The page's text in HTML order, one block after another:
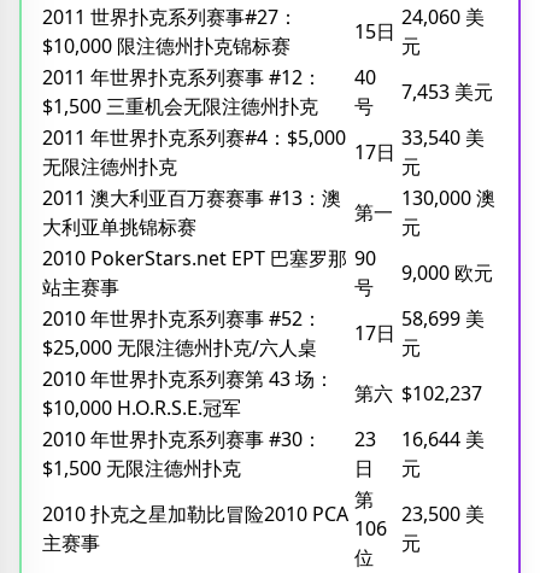
2011 世界扑克系列赛事#27：
$10,000 限注德州扑克锦标赛
15日
24,060 美
元
2011 年世界扑克系列赛事 #12：
$1,500 三重机会无限注德州扑克
40
号
7,453 美元
2011 年世界扑克系列赛#4：$5,000
无限注德州扑克
17日
33,540 美
元
2011 澳大利亚百万赛赛事 #13：澳
大利亚单挑锦标赛
第一
130,000 澳
元
2010 PokerStars.net EPT 巴塞罗那
站主赛事
90
号
9,000 欧元
2010 年世界扑克系列赛事 #52：
$25,000 无限注德州扑克/六人桌
17日
58,699 美
元
2010 年世界扑克系列赛第 43 场：
$10,000 H.O.R.S.E.冠军
第六 $102,237
2010 年世界扑克系列赛事 #30：
$1,500 无限注德州扑克
23
日
16,644 美
元
2010 扑克之星加勒比冒险2010 PCA
主赛事
第
106
位
23,500 美
元